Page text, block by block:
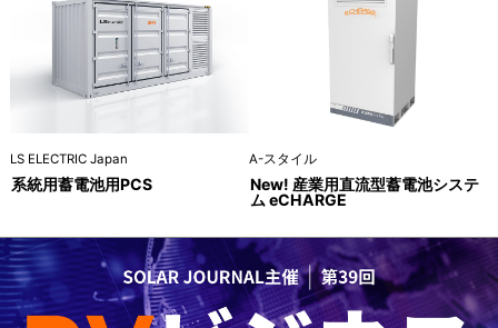
LS ELECTRIC Japan
系統用蓄電池用PCS
A-スタイル
New! 産業用直流型蓄電池システ
ム eCHARGE